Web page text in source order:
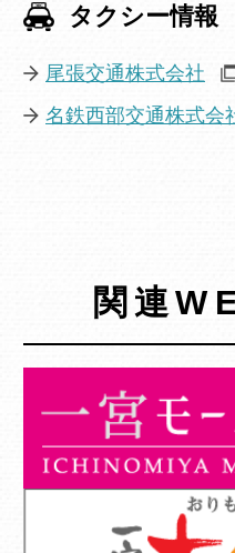
タクシー情報
尾張交通株式会社
名鉄西部交通株式会
関連